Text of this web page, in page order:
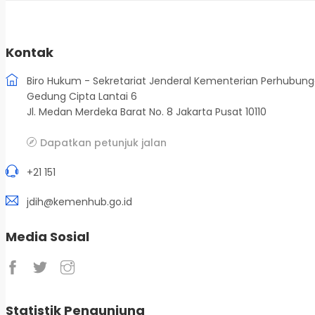
Kontak
Biro Hukum - Sekretariat Jenderal Kementerian
Gedung Cipta Lantai 6
Jl. Medan Merdeka Barat No. 8 Jakarta Pusat 10110
Dapatkan petunjuk jalan
+21 151
jdih@kemenhub.go.id
Media Sosial
Statistik Pengunjung